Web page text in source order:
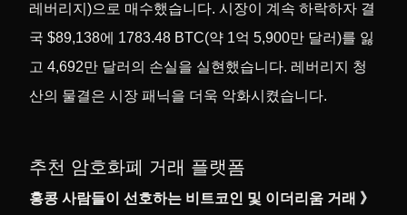
레버리지)으로 매수했습니다. 시장이 계속 하락하자 결
국 $89,138에 1783.48 BTC(약 1억 5,900만 달러)를 잃
고 4,692만 달러의 손실을 실현했습니다. 레버리지 청
산의 물결은 시장 패닉을 더욱 악화시켰습니다.
추천 암호화폐 거래 플랫폼
홍콩 사람들이 선호하는 비트코인 및 이더리움 거래 》